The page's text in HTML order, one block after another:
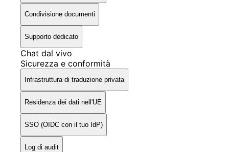
Condivisione documenti
Supporto dedicato
Chat dal vivo
Sicurezza e conformità
Infrastruttura di traduzione privata
Residenza dei dati nell'UE
SSO (OIDC con il tuo IdP)
Log di audit